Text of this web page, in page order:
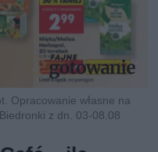
Opracowanie własne na
z dn. 03-08.08